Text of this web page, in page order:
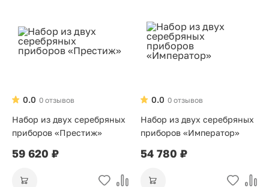
0 отзывов
0.0
Набор из двух серебряных
приборов «Престиж»
59 620 ₽
0 отзывов
0.0
Набор из двух серебряных
приборов «Император»
54 780 ₽